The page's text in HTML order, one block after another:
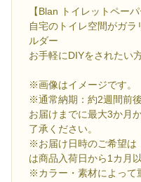
【Blan トイレットペー
自宅のトイレ空間がガ
ルダー
お手軽にDIYをされたい
※画像はイメージです。
※通常納期：約2週間前
お届けまでに最大3か月
了承ください。
※お届け日時のご希望は
は商品入荷日から1カ月
※カラー・素材によって